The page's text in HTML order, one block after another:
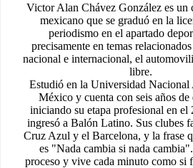
Victor Alan Chávez González es un
mexicano que se graduó en la
periodismo en el apartado
precisamente en temas
nacional e internacional, el
libre.
Estudió en la Universidad Nacional
México y cuenta con seis años de
iniciando su etapa profesional en el
ingresó a Balón Latino. Sus clubes
Cruz Azul y el Barcelona, y la frase
es "Nada cambia si nada
proceso y vive cada minuto como si